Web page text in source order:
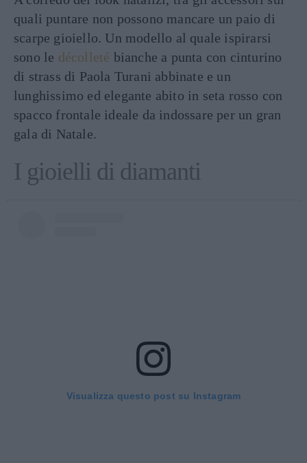
quali puntare non possono mancare un paio di
scarpe gioiello. Un modello al quale ispirarsi
sono le décolleté bianche a punta con cinturino
di strass di Paola Turani abbinate e un
lunghissimo ed elegante abito in seta rosso con
spacco frontale ideale da indossare per un gran
gala di Natale.
I gioielli di diamanti
Visualizza questo post su Instagram